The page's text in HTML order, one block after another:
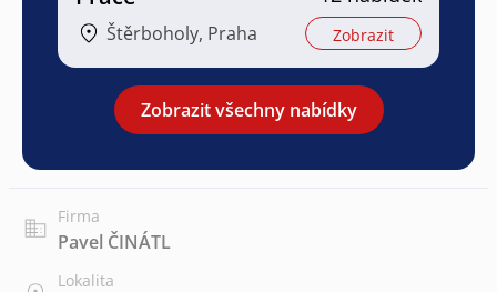
Štěrboholy, Praha Zobrazit
Zobrazit všechny nabídky
Firma
Pavel ČINÁTL
Lokalita